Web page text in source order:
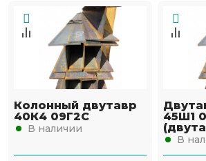
Колонный двутавр
40К4 09Г2С
В наличии
45Ш1
В